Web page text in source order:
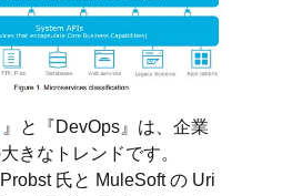
』と『DevOps』は、企業
きなトレンドです。
氏と MuleSoft の Uri